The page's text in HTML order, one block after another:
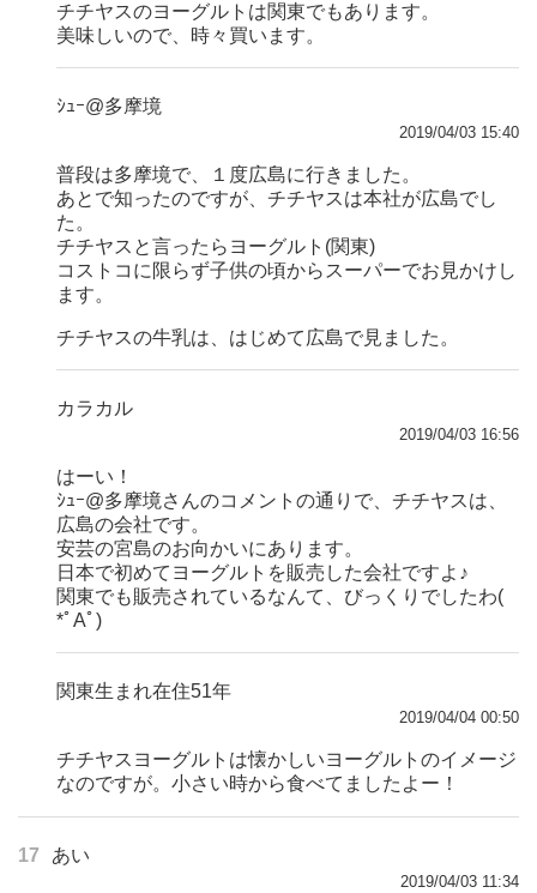
チチヤスのヨーグルトは関東でもあります。
美味しいので、時々買います。
ｼｭｰ@多摩境
2019/04/03 15:40
普段は多摩境で、１度広島に行きました。
あとで知ったのですが、チチヤスは本社が広島でし
た。
チチヤスと言ったらヨーグルト(関東)
コストコに限らず子供の頃からスーパーでお見かけし
ます。
チチヤスの牛乳は、はじめて広島で見ました。
カラカル
2019/04/03 16:56
はーい！
ｼｭｰ@多摩境さんのコメントの通りで、チチヤスは、
広島の会社です。
安芸の宮島のお向かいにあります。
日本で初めてヨーグルトを販売した会社ですよ♪
関東でも販売されているなんて、びっくりでしたわ(
*ﾟAﾟ)
関東生まれ在住51年
2019/04/04 00:50
チチヤスヨーグルトは懐かしいヨーグルトのイメージ
なのですが。小さい時から食べてましたよー！
17 あい
2019/04/03 11:34